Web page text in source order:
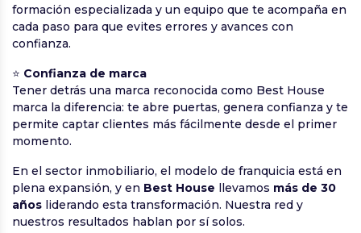
formación especializada y un equipo que te acompaña en
cada paso para que evites errores y avances con
confianza.
⭐ Confianza de marca
Tener detrás una marca reconocida como Best House
marca la diferencia: te abre puertas, genera confianza y te
permite captar clientes más fácilmente desde el primer
momento.
En el sector inmobiliario, el modelo de franquicia está en
plena expansión, y en Best House llevamos más de 30
años liderando esta transformación. Nuestra red y
nuestros resultados hablan por sí solos.